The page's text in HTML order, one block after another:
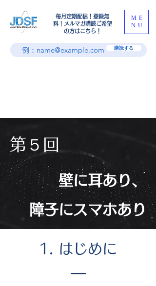
​毎月定期配信！登録無
料！メルマガ購読ご希望
の方はこちら！
ME
NU
購読する
第５回
壁に耳あり、
障子にスマホあり
1. はじめに